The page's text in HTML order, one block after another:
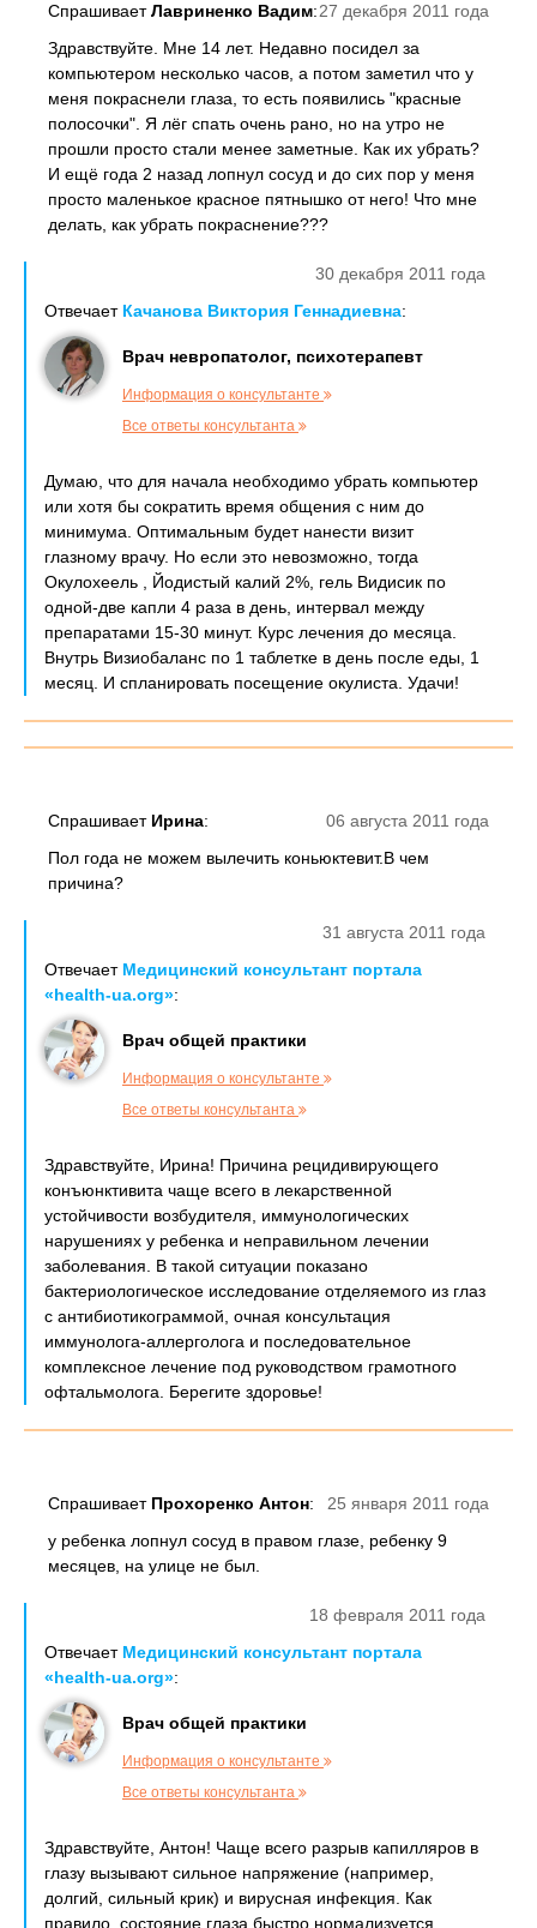
27 декабря 2011 года
СпрашиваетЛавриненко Вадим:
Здравствуйте. Мне 14 лет. Недавно посидел за
компьютером несколько часов, а потом заметил что у
меня покраснели глаза, то есть появились "красные
полосочки". Я лёг спать очень рано, но на утро не
прошли просто стали менее заметные. Как их убрать?
И ещё года 2 назад лопнул сосуд и до сих пор у меня
просто маленькое красное пятнышко от него! Что мне
делать, как убрать покраснение???
30 декабря 2011 года
Отвечает Качанова Виктория Геннадиевна:
Врач невропатолог, психотерапевт
Информация о консультанте
Все ответы консультанта
Думаю, что для начала необходимо убрать компьютер
или хотя бы сократить время общения с ним до
минимума. Оптимальным будет нанести визит
глазному врачу. Но если это невозможно, тогда
Окулохеель , Йодистый калий 2%, гель Видисик по
одной-две капли 4 раза в день, интервал между
препаратами 15-30 минут. Курс лечения до месяца.
Внутрь Визиобаланс по 1 таблетке в день после еды, 1
месяц. И спланировать посещение окулиста. Удачи!
06 августа 2011 года
Спрашивает Ирина:
Пол года не можем вылечить коньюктевит.В чем
причина?
31 августа 2011 года
Отвечает Медицинский консультант портала
«health-ua.org»:
Врач общей практики
Информация о консультанте
Все ответы консультанта
Здравствуйте, Ирина! Причина рецидивирующего
конъюнктивита чаще всего в лекарственной
устойчивости возбудителя, иммунологических
нарушениях у ребенка и неправильном лечении
заболевания. В такой ситуации показано
бактериологическое исследование отделяемого из глаз
с антибиотикограммой, очная консультация
иммунолога-аллерголога и последовательное
комплексное лечение под руководством грамотного
офтальмолога. Берегите здоровье!
25 января 2011 года
Спрашивает Прохоренко Антон:
у ребенка лопнул сосуд в правом глазе, ребенку 9
месяцев, на улице не был.
18 февраля 2011 года
Отвечает Медицинский консультант портала
«health-ua.org»:
Врач общей практики
Информация о консультанте
Все ответы консультанта
Здравствуйте, Антон! Чаще всего разрыв капилляров в
глазу вызывают сильное напряжение (например,
долгий, сильный крик) и вирусная инфекция. Как
правило, состояние глаза быстро нормализуется,